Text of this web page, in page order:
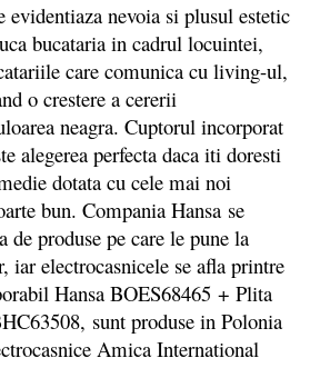
nevoia si plusul estetic
bucataria in cadrul locuintei,
care comunica cu living-ul,
o crestere a cererii
neagra. Cuptorul incorporat
alegerea perfecta daca iti doresti
dotata cu cele mai noi
bun. Compania Hansa se
de produse pe care le pune la
electrocasnicele se afla printre
Hansa BOES68465 + Plita
sunt produse in Polonia
Amica International